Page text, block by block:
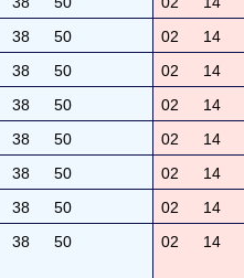
38 50 02 14
38 50 02 14
38 50 02 14
38 50 02 14
38 50 02 14
38 50 02 14
38 50 02 14